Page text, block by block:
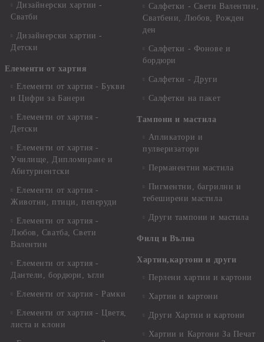
Дизайнерски хартии -
Сватби
Дизайнерски хартии -
Детски
Елементи от хартия
Елементи от хартия - Букви
и Цифри за Банери
Елементи от хартия -
Детски
Елементи от хартия -
Училище, Дипломиране и
Абитуриентски
Елементи от хартия -
Животни, птици, пеперуди
Елементи от хартия -
Любов, Сватба, Свети
Валентин
Елементи от хартия -
Дантели, бордюри, ъгли
Елементи от хартия - Рамки
Елементи от хартия - Цветя,
листа и клони
Салфетки - Свети Валентин,
Сватбени, Любов, Рожден
ден
Салфетки - Фонове и
бордюри
Салфетки - Други
Салфетки на пакет
Тампони и мастила
Апликатори и
пулверизатори
Перманентни мастила
Пигментни, багрилни и
тебеширени мастила
Други тампони и мастила
Филц и Вълна
Хартии,картони и други
Перлени хартии и картони
Хартии и картони
Други Хартии и картони
Хартии и Картони За Печат